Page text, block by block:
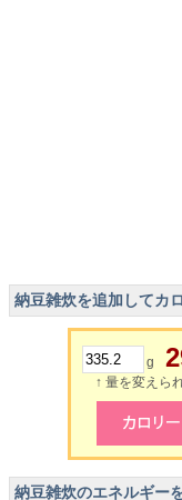
納豆雑炊を追加してカ
g
↑ 量を変えら
納豆雑炊のエネルギー